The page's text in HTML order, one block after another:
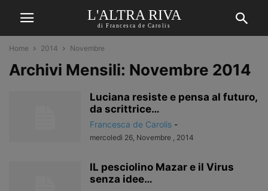
L'ALTRA RIVA
di Francesca de Carolis
Home 2014 Novembre
Archivi Mensili: Novembre 2014
Luciana resiste e pensa al futuro,
da scrittrice…
Francesca de Carolis -
mercoledì 26, Novembre , 2014
IL pesciolino Mazar e il Virus
senza idee…